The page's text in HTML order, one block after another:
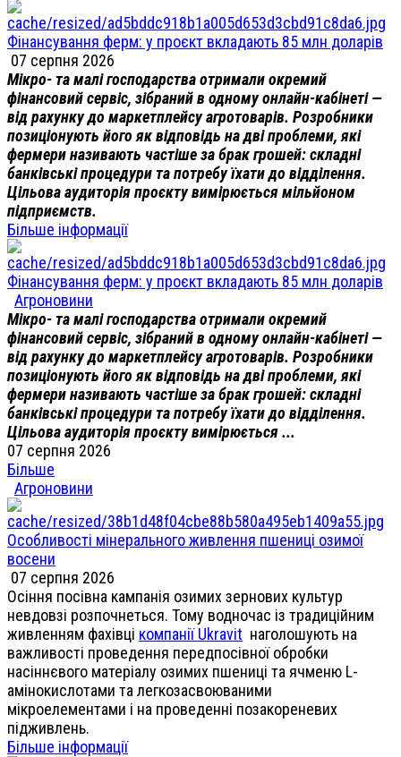
Фінансування ферм: у проєкт вкладають 85 млн доларів
07 серпня 2026
Мікро- та малі господарства отримали окремий
фінансовий сервіс, зібраний в одному онлайн-кабінеті —
від рахунку до маркетплейсу агротоварів. Розробники
позиціонують його як відповідь на дві проблеми, які
фермери називають частіше за брак грошей: складні
банківські процедури та потребу їхати до відділення.
Цільова аудиторія проєкту вимірюється мільйоном
підприємств.
Більше інформації
Фінансування ферм: у проєкт вкладають 85 млн доларів
Агроновини
Мікро- та малі господарства отримали окремий
фінансовий сервіс, зібраний в одному онлайн-кабінеті —
від рахунку до маркетплейсу агротоварів. Розробники
позиціонують його як відповідь на дві проблеми, які
фермери називають частіше за брак грошей: складні
банківські процедури та потребу їхати до відділення.
Цільова аудиторія проєкту вимірюється ...
07 серпня 2026
Більше
Агроновини
Особливості мінерального живлення пшениці озимої
восени
07 серпня 2026
Осіння посівна кампанія озимих зернових культур
невдовзі розпочнеться. Тому водночас із традиційним
живленням фахівці компанії Ukravit наголошують на
важливості проведення передпосівної обробки
насіннєвого матеріалу озимих пшениці та ячменю L-
амінокислотами та легкозасвоюваними
мікроелементами і на проведенні позакореневих
підживлень.
Більше інформації